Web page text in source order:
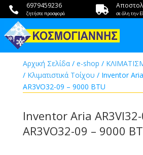
 6979459236
ζητήστε προσφορά  σε όλη την
Αρχική Σελίδα/ e-shop /
/ Κλιματιστικά Τοίχου / Inventor
AR3VO32-09 – 9000 BTU
Inventor Aria
AR3VO32-09 – 9000